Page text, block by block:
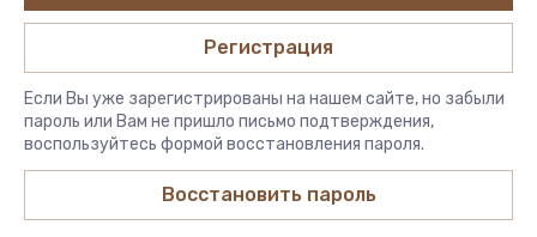
Регистрация
Если Вы уже зарегистрированы на нашем сайте, но забыли
пароль или Вам не пришло письмо подтверждения,
воспользуйтесь формой восстановления пароля.
Восстановить пароль